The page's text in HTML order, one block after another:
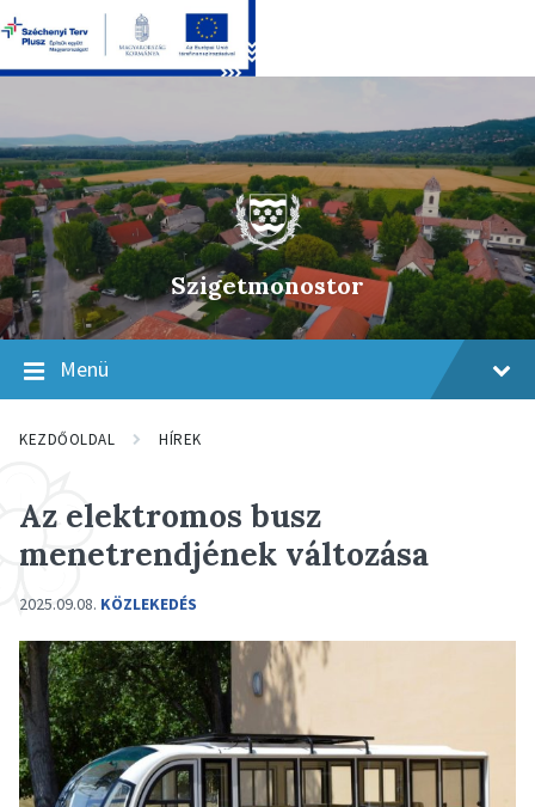
content
main
navigation
footer
Szigetmonostor
Menü
KEZDŐOLDAL HÍREK
Az elektromos busz
menetrendjének változása
2025.09.08. KÖZLEKEDÉS